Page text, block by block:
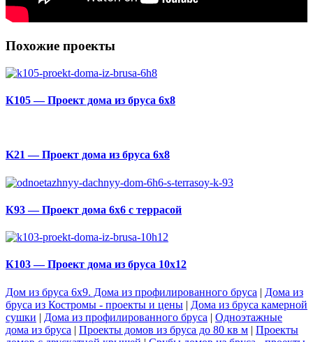
Похожие проекты
К105 — Проект дома из бруса 6х8
K21 — Проект дома из бруса 6х8
К93 — Проект дома 6х6 с террасой
К103 — Проект дома из бруса 10х12
Дом из бруса 6х9. Дома из профилированного бруса | Дома из
бруса из Костромы - проекты и цены | Дома из бруса камерной
сушки | Дома из профилированного бруса | Одноэтажные
дома из бруса | Проекты домов из бруса до 80 кв м | Проекты